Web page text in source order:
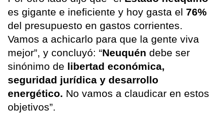
es gigante e ineficiente y hoy gasta el 76%
del presupuesto en gastos corrientes.
Vamos a achicarlo para que la gente viva
mejor”, y concluyó: “Neuquén debe ser
sinónimo de libertad económica,
seguridad jurídica y desarrollo
energético. No vamos a claudicar en estos
objetivos”.